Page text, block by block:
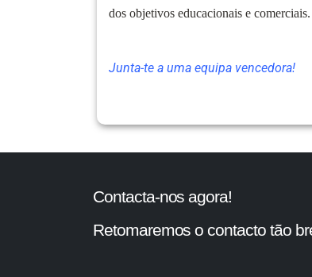
dos objetivos educacionais e comerciais.
Junta-te a uma equipa vencedora!
Contacta-nos agora!
Retomaremos o contacto tão